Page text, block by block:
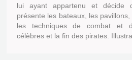
lui ayant appartenu et décide
présente les bateaux, les pavillons,
les techniques de combat et
célèbres et la fin des pirates.